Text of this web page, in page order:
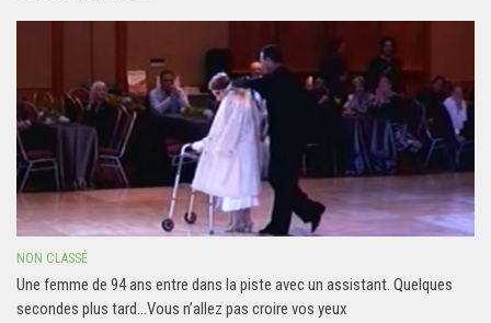
NON CLASSÉ
Une femme de 94 ans entre dans la piste avec un assistant. Quelques
secondes plus tard…Vous n’allez pas croire vos yeux